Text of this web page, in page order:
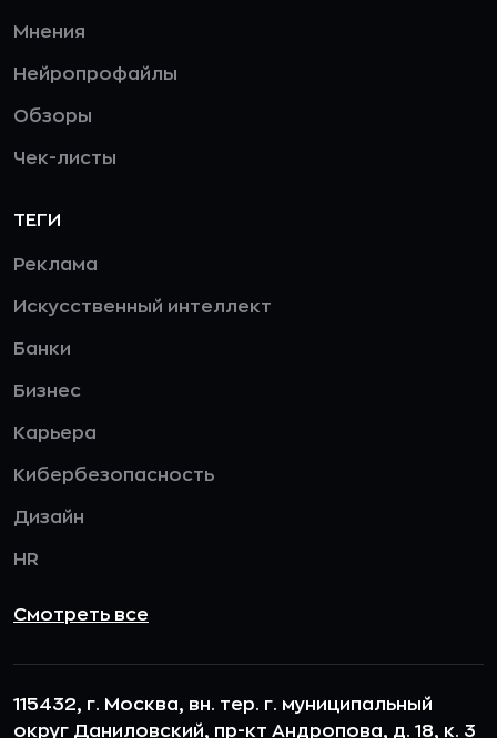
Мнения
Нейропрофайлы
Обзоры
Чек-листы
ТЕГИ
Реклама
Искусственный интеллект
Банки
Бизнес
Карьера
Кибербезопасность
Дизайн
HR
Смотреть все
115432, г. Москва, вн. тер. г. муниципальный
округ Даниловский, пр-кт Андропова, д. 18, к. 3